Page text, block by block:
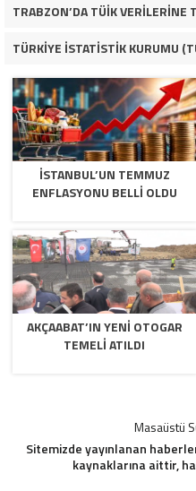
İSTANBUL’UN TEMMUZ
ENFLASYONU BELLİ OLDU
AKÇAABAT’IN YENİ OTOGAR
TEMELİ ATILDI
Masaüstü
Sitemizde yayınlanan
kaynaklarına aittir,